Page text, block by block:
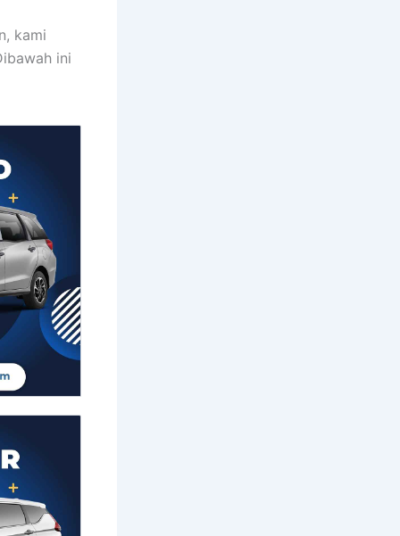
kami
ini